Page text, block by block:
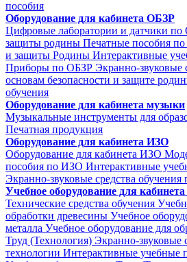
пособия
Оборудование для кабинета ОБЗР
Цифровые лаборатории и датчики по
защиты родины Печатные пособия
и защиты Родины Интерактивные
Приборы по ОБЗР Экранно-звуковые
основам безопасности и защите
обучения
Оборудование для кабинета музыки
Музыкальные инструменты для
Печатная продукция
Оборудование для кабинета ИЗО
Оборудование для кабинета ИЗО
пособия по ИЗО Интерактивные
Экранно-звуковые средства
Учебное оборудование для
Технические средства обучения
обработки древесины Учебное
металла Учебное оборудование для
Труд (Технология) Экранно-звуковые
технологии Интерактивные учебные